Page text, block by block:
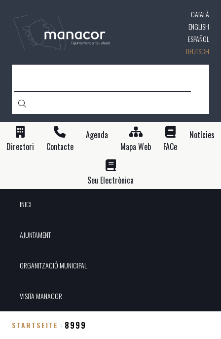
CATALÀ
ENGLISH
ESPAÑOL
DEUTSCH
Directori Contacte
Agenda
Mapa Web
FACe
Notícies
Seu Electrònica
INICI
AJUNTAMENT
ORGANITZACIÓ MUNICIPAL
VISITA MANACOR
STARTSEITE 8999